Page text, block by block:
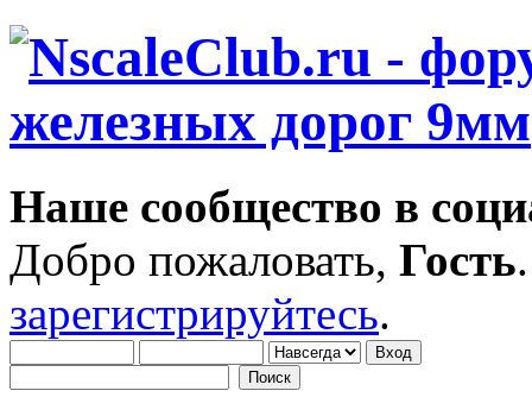
Наше сообщество в
Добро пожаловать, Гость
зарегистрируйтесь.